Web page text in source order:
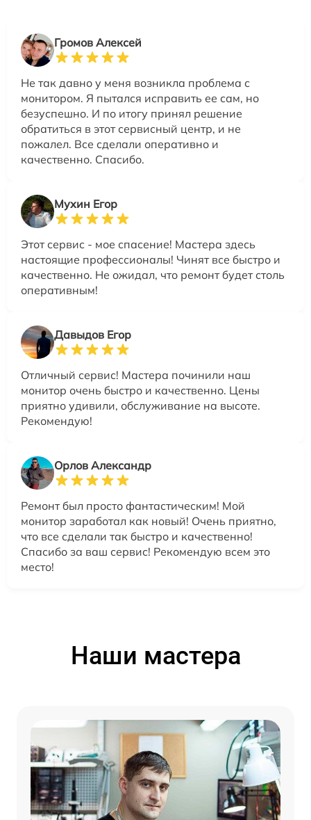
Громов Алексей
Не так давно у меня возникла проблема с
монитором. Я пытался исправить ее сам, но
безуспешно. И по итогу принял решение
обратиться в этот сервисный центр, и не
пожалел. Все сделали оперативно и
качественно. Спасибо.
Мухин Егор
Этот сервис - мое спасение! Мастера здесь
настоящие профессионалы! Чинят все быстро и
качественно. Не ожидал, что ремонт будет столь
оперативным!
Давыдов Егор
Отличный сервис! Мастера починили наш
монитор очень быстро и качественно. Цены
приятно удивили, обслуживание на высоте.
Рекомендую!
Орлов Александр
Ремонт был просто фантастическим! Мой
монитор заработал как новый! Очень приятно,
что все сделали так быстро и качественно!
Спасибо за ваш сервис! Рекомендую всем это
место!
Наши мастера